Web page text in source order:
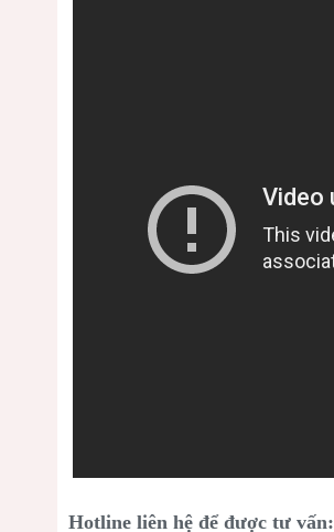
Hotline liên hệ để được tư vấn: